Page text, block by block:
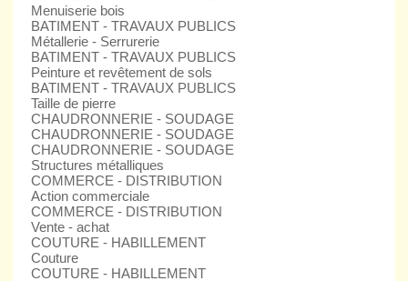
Menuiserie bois
BATIMENT - TRAVAUX PUBLICS
Métallerie - Serrurerie
BATIMENT - TRAVAUX PUBLICS
Peinture et revêtement de sols
BATIMENT - TRAVAUX PUBLICS
Taille de pierre
CHAUDRONNERIE - SOUDAGE
CHAUDRONNERIE - SOUDAGE
CHAUDRONNERIE - SOUDAGE
Structures métalliques
COMMERCE - DISTRIBUTION
Action commerciale
COMMERCE - DISTRIBUTION
Vente - achat
COUTURE - HABILLEMENT
Couture
COUTURE - HABILLEMENT